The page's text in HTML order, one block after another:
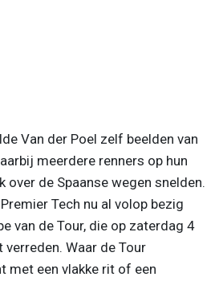
Van der Poel zelf beelden van
meerdere renners op hun
de Spaanse wegen snelden.
Tech nu al volop bezig
van de Tour, die op zaterdag 4
Waar de Tour
met een vlakke rit of een